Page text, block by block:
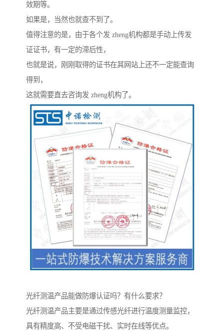
效期等。
如果是，当然也就查不到了。
值得注意的是，由于各个发 zheng机构都是手动上传发
证证书，有一定的滞后性，
也就是说，刚刚取得的证书在其网站上还不一定能查询
得到，
这就需要直去咨询发 zheng机构了。
光纤测温产品能做防爆认证吗？有什么要求？
光纤测温产品主要是通过传感光纤进行温度测量监控，
具有精度高、不受电磁干扰、实时在线等优点。